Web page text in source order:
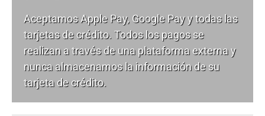
Aceptamos Apple Pay, Google Pay y todas las
tarjetas de crédito. Todos los pagos se
realizan a través de una plataforma externa y
nunca almacenamos la información de su
tarjeta de crédito.